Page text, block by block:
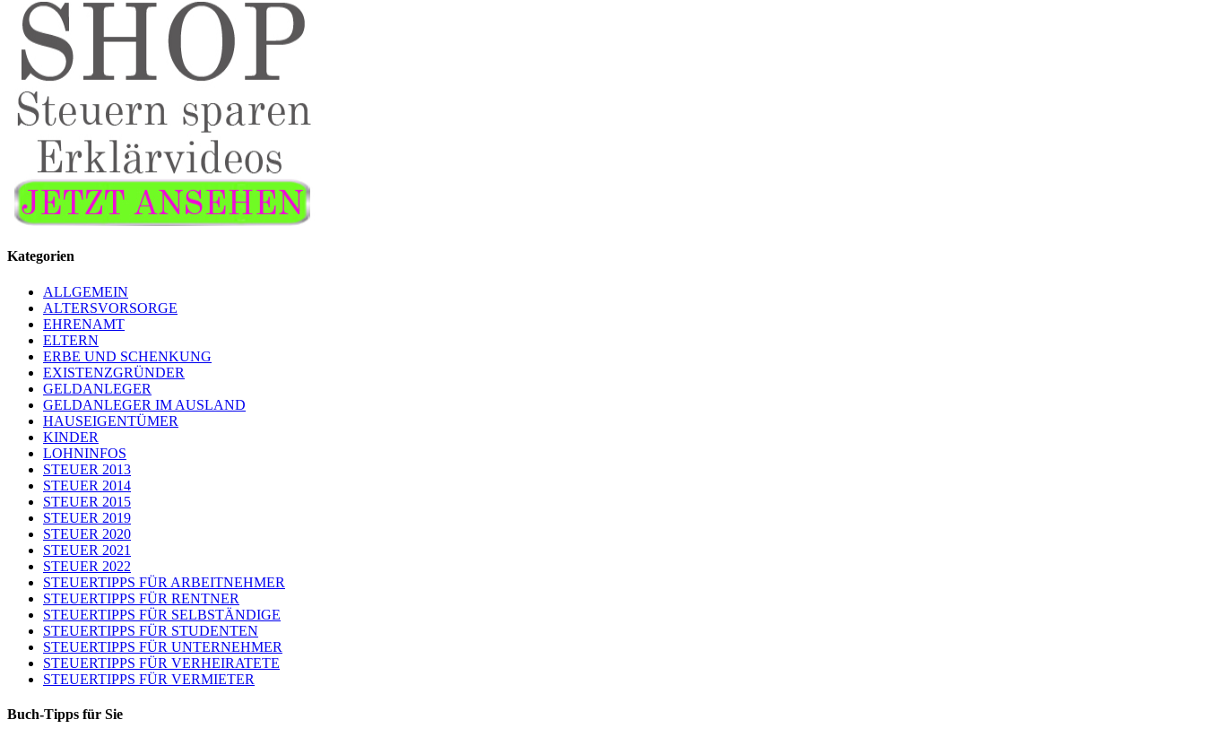
Kategorien
ALLGEMEIN
ALTERSVORSORGE
EHRENAMT
ELTERN
ERBE UND SCHENKUNG
EXISTENZGRÜNDER
GELDANLEGER
GELDANLEGER IM AUSLAND
HAUSEIGENTÜMER
KINDER
LOHNINFOS
STEUER 2013
STEUER 2014
STEUER 2015
STEUER 2019
STEUER 2020
STEUER 2021
STEUER 2022
STEUERTIPPS FÜR ARBEITNEHMER
STEUERTIPPS FÜR RENTNER
STEUERTIPPS FÜR SELBSTÄNDIGE
STEUERTIPPS FÜR STUDENTEN
STEUERTIPPS FÜR UNTERNEHMER
STEUERTIPPS FÜR VERHEIRATETE
STEUERTIPPS FÜR VERMIETER
Buch-Tipps für Sie